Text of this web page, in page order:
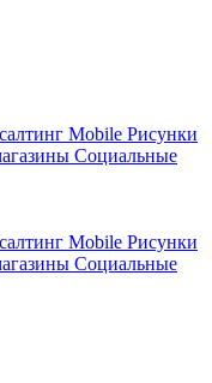
Mobile Рисунки
Социальные
Mobile Рисунки
Социальные